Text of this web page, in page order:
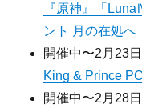
『原神』「
ント 月の在処へ
開催中〜2月23
King & Prince
開催中〜2月28日